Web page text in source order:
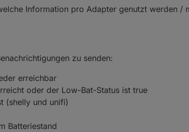
Information pro Adapter genutzt werden /
zu senden:
erreichbar
oder der Low-Bat-Status ist true
(shelly und unifi)
Batteriestand